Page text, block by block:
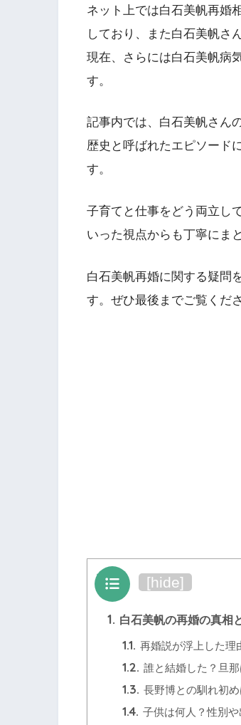
ネット上では白石美帆再婚
しており、また白石美帆さ
現在、さらには白石美帆病
す。
記事内では、白石美帆さん
歴史と呼ばれたエピソード
す。
子育てと仕事をどう両立し
いった視点からも丁寧にま
白石美帆再婚に関する疑問
す。ぜひ最後までご覧くださ
目次 [hide]
1. 白石美帆の再婚の真相
1.1. 再婚説が浮上した理
1.2. 誰と結婚した？旦
1.3. 長野博との馴れ初
1.4. 子供は何人？性別